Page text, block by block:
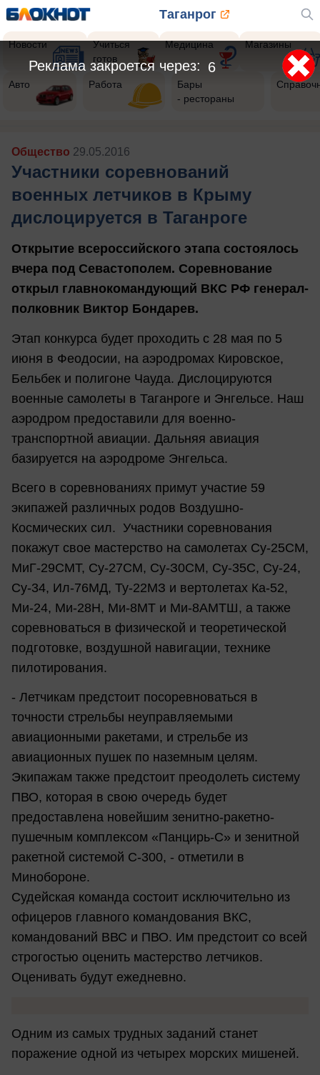
Таганрог
Новости
Учиться
готов
Медицина Магазины
Авто Работа
Бары
- рестораны
Общество 29.05.2016
Участники соревнований
военных летчиков в Крыму
дислоцируется в Таганроге
Открытие всероссийского этапа состоялось
вчера под Севастополем. Соревнование
открыл главнокомандующий ВКС РФ генерал-
полковник Виктор Бондарев.
Этап конкурса будет проходить с 28 мая по 5
июня в Феодосии, на аэродромах Кировское,
Бельбек и полигоне Чауда. Дислоцируются
военные самолеты в Таганроге и Энгельсе. Наш
аэродром предоставили для военно-
транспортной авиации. Дальняя авиация
базируется на аэродроме Энгельса.
Всего в соревнованиях примут участие 59
экипажей различных родов Воздушно-
Космических сил. Участники соревнования
покажут свое мастерство на самолетах Су-25СМ,
МиГ-29СМТ, Су-27СМ, Су-З0СМ, Су-35С, Су-24,
Су-34, Ил-76МД, Ту-22МЗ и вертолетах Ка-52,
Ми-24, Ми-28Н, Ми-8МТ и Ми-8АМТШ, а также
соревноваться в физической и теоретической
подготовке, воздушной навигации, технике
пилотирования.
- Летчикам предстоит посоревноваться в
точности стрельбы неуправляемыми
авиационными ракетами, и стрельбе из
авиационных пушек по наземным целям.
Экипажам также предстоит преодолеть систему
ПВО, которая в свою очередь будет
предоставлена новейшим зенитно-ракетно-
пушечным комплексом «Панцирь-С» и зенитной
ракетной системой С-300, - отметили в
Минобороне.
Судейская команда состоит исключительно из
офицеров главного командования ВКС,
командований ВВС и ПВО. Им предстоит со всей
строгостью оценить мастерство летчиков.
Оценивать будут ежедневно.
Одним из самых трудных заданий станет
поражение одной из четырех морских мишеней.
3
Реклама закроется через: